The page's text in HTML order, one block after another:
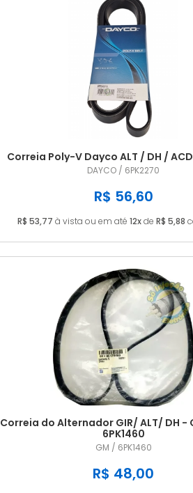
Correia Poly-V Dayco ALT / DH /
DAYCO / 6PK2270
R$ 56,60
R$ 53,77 à vista ou em até 12xde R$ 5,88
Correia do Alternador GIR/ ALT/ DH -
6PK1460
GM / 6PK1460
R$ 48,00